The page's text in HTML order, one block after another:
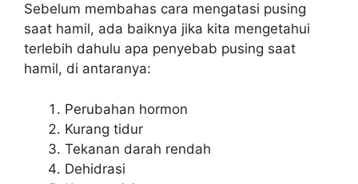
Sebelum membahas cara mengatasi pusing
saat hamil, ada baiknya jika kita mengetahui
terlebih dahulu apa penyebab pusing saat
hamil, di antaranya:
Perubahan hormon
Kurang tidur
Tekanan darah rendah
Dehidrasi